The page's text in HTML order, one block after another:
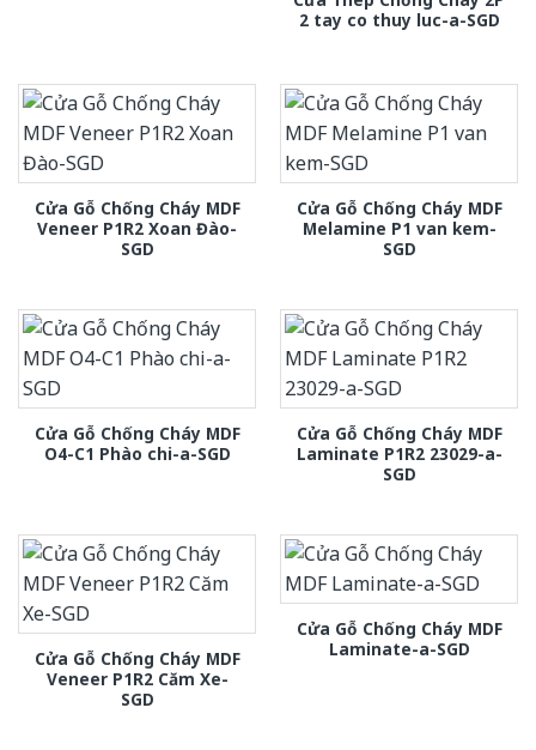
2 tay co thuy luc-a-SGD
Cửa Gỗ Chống Cháy MDF
Veneer P1R2 Xoan Đào-
SGD
Cửa Gỗ Chống Cháy MDF
Melamine P1 van kem-
SGD
Cửa Gỗ Chống Cháy MDF
O4-C1 Phào chi-a-SGD
Cửa Gỗ Chống Cháy MDF
Laminate P1R2 23029-a-
SGD
Cửa Gỗ Chống Cháy MDF
Veneer P1R2 Căm Xe-
SGD
Cửa Gỗ Chống Cháy MDF
Laminate-a-SGD